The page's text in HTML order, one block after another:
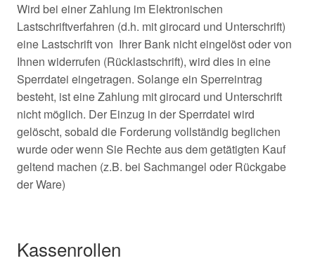
Wird bei einer Zahlung im Elektronischen
Lastschriftverfahren (d.h. mit girocard und Unterschrift)
eine Lastschrift von Ihrer Bank nicht eingelöst oder von
Ihnen widerrufen (Rücklastschrift), wird dies in eine
Sperrdatei eingetragen. Solange ein Sperreintrag
besteht, ist eine Zahlung mit girocard und Unterschrift
nicht möglich. Der Einzug in der Sperrdatei wird
gelöscht, sobald die Forderung vollständig beglichen
wurde oder wenn Sie Rechte aus dem getätigten Kauf
geltend machen (z.B. bei Sachmangel oder Rückgabe
der Ware)
Kassenrollen